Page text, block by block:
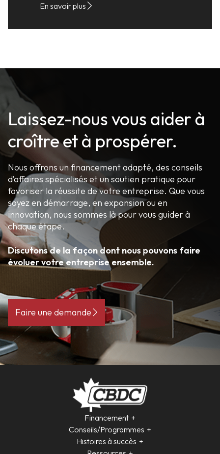
En savoir plus
Laissez-nous vous aider à
croître et à prospérer.
Nous offrons un financement adapté, des conseils
d’affaires spécialisés et un soutien pratique pour
favoriser la réussite de votre entreprise. Que vous
soyez en démarrage, en expansion ou en
innovation, nous sommes là pour vous guider à
chaque étape.
Discutons de la façon dont nous pouvons faire
évoluer votre entreprise ensemble.
Faire une demande
Financement
Conseils/Programmes
Histoires à succès